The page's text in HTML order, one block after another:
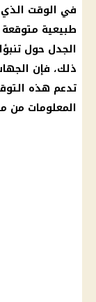
في الوقت الذي
طبيعية
الجدل حول
ذلك، فإن
تدعم هذه
المعلومات من